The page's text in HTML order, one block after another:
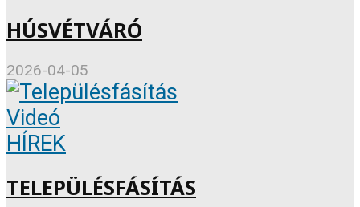
HÚSVÉTVÁRÓ
2026-04-05
Videó
HÍREK
TELEPÜLÉSFÁSÍTÁS